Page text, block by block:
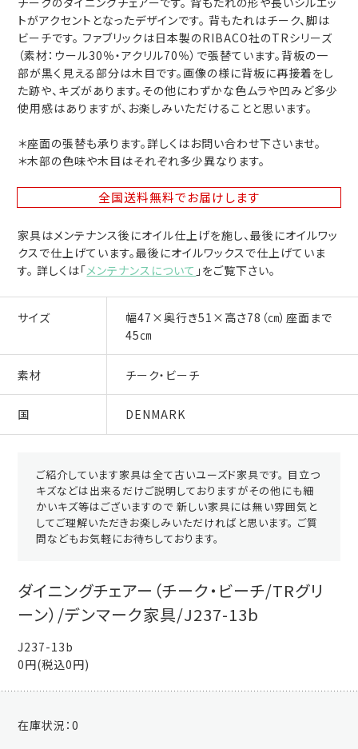
トがアクセントとなったデザインです。 背もたれはチーク、脚は
ビーチです。 ファブリックは日本製のRIBACO社のTRシリーズ
（素材：ウール30％・アクリル70％）で張替ています。背板の一
部が黒く見える部分は木目です。画像の様に背板に再接着をし
た跡や、キズがあります。その他にわずかな色ムラや凹みど多少
使用感はありますが、お楽しみいただけることと思います。
＊座面の張替も承ります。詳しくはお問い合わせ下さいませ。
＊木部の色味や木目はそれぞれ多少異なります。
全国送料無料でお届けします
家具はメンテナンス後にオイル仕上げを施し、最後にオイルワッ
クスで仕上げています。最後にオイルワックスで仕上げていま
す。 詳しくは「メンテナンスについて 」をご覧下さい。
サイズ
幅47×奥行き51×高さ78（㎝）座面まで
45㎝
素材 チーク・ビーチ
国 DENMARK
ご紹介しています家具は全て古いユーズド家具です。 目立つ
キズなどは出来るだけご説明しておりますがその他にも細
かいキズ等はございますので 新しい家具には無い雰囲気と
してご理解いただきお楽しみいただければと思います。 ご質
問などもお気軽にお待ちしております。
ダイニングチェアー（チーク・ビーチ/TRグリ
ーン）/デンマーク家具/J237-13b
J237-13b
0円(税込0円)
在庫状況：0